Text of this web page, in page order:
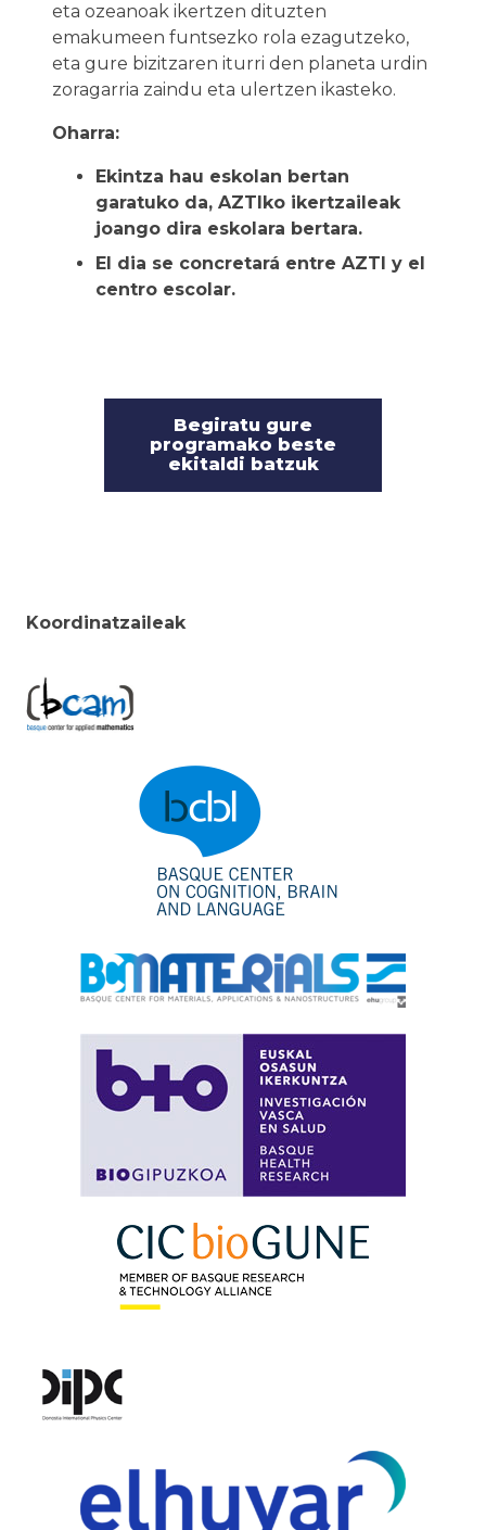
eta ozeanoak ikertzen dituzten
emakumeen funtsezko rola ezagutzeko,
eta gure bizitzaren iturri den planeta urdin
zoragarria zaindu eta ulertzen ikasteko.
Oharra:
Ekintza hau eskolan bertan
garatuko da, AZTIko ikertzaileak
joango dira eskolara bertara.
El dia se concretará entre AZTI y el
centro escolar.
Begiratu gure
programako beste
ekitaldi batzuk
Koordinatzaileak